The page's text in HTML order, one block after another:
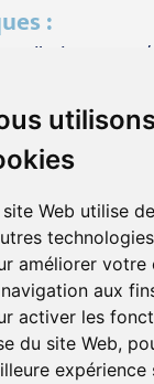
site Web utilise
améliorer votre
aux
activer les
du site Web,
expérience
:
Ventilation avant /
GACI d’opto-
par GACI
des
:
pendant 8 ans
de